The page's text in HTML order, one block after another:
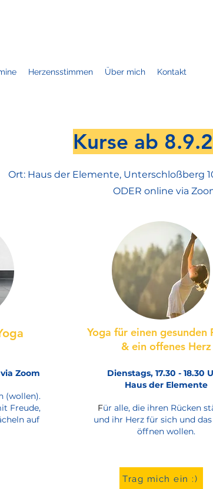
Herzensstimmen Über mich Kontakt
Kurse ab
Ort: Haus der Elemente, Unterschloßberg
ODER online via
Zoom
(wollen).
Freude,
auf
Yoga für einen gesunden
& ein offenes Herz
Dienstags, 17.30 - 18.30
Haus der Elemente
Für alle, die ihren Rücken
und ihr Herz für sich und das
öffnen wollen.
Trag mich ein :)